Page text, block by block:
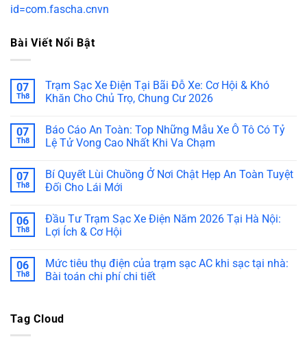
id=com.fascha.cnvn
Bài Viết Nổi Bật
07
Th8
Trạm Sạc Xe Điện Tại Bãi Đỗ Xe: Cơ Hội & Khó
Khăn Cho Chủ Trọ, Chung Cư 2026
07
Th8
Báo Cáo An Toàn: Top Những Mẫu Xe Ô Tô Có Tỷ
Lệ Tử Vong Cao Nhất Khi Va Chạm
07
Th8
Bí Quyết Lùi Chuồng Ở Nơi Chật Hẹp An Toàn Tuyệt
Đối Cho Lái Mới
06
Th8
Đầu Tư Trạm Sạc Xe Điện Năm 2026 Tại Hà Nội:
Lợi Ích & Cơ Hội
06
Th8
Mức tiêu thụ điện của trạm sạc AC khi sạc tại nhà:
Bài toán chi phí chi tiết
Tag Cloud